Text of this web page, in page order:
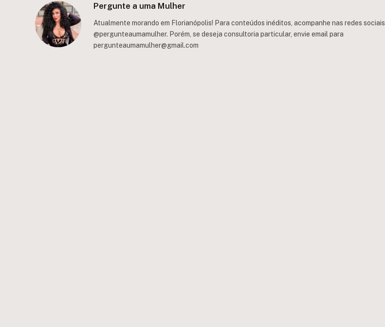
Pergunte a uma Mulher
Atualmente morando em Florianópolis! Para conteúdos inéditos, acompanhe nas redes sociais
@pergunteaumamulher. Porém, se deseja consultoria particular, envie email para
pergunteaumamulher@gmail.com